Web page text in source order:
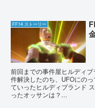
FF14 ストーリー
前回までの事件屋ヒルディ
件解決したのち、UFOにの
ていったヒルディブランド
ったオッサンは？...